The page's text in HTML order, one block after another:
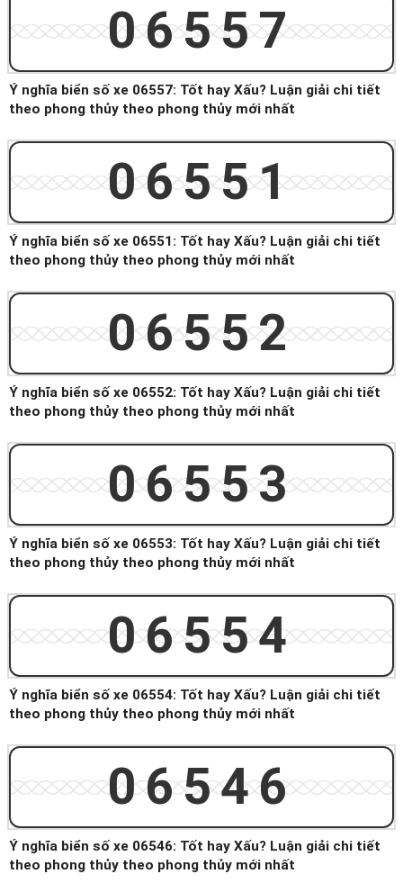
06557
Ý nghĩa biển số xe 06557: Tốt hay Xấu? Luận giải chi tiết
theo phong thủy theo phong thủy mới nhất
06551
Ý nghĩa biển số xe 06551: Tốt hay Xấu? Luận giải chi tiết
theo phong thủy theo phong thủy mới nhất
06552
Ý nghĩa biển số xe 06552: Tốt hay Xấu? Luận giải chi tiết
theo phong thủy theo phong thủy mới nhất
06553
Ý nghĩa biển số xe 06553: Tốt hay Xấu? Luận giải chi tiết
theo phong thủy theo phong thủy mới nhất
06554
Ý nghĩa biển số xe 06554: Tốt hay Xấu? Luận giải chi tiết
theo phong thủy theo phong thủy mới nhất
06546
Ý nghĩa biển số xe 06546: Tốt hay Xấu? Luận giải chi tiết
theo phong thủy theo phong thủy mới nhất